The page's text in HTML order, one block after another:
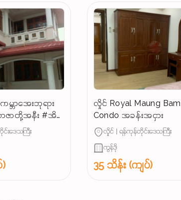
ဘာအေးဘုရား
ာဇာတို့အနီး #အိမ်
ျယ်ကျယ်နှင့်
...
းဒေသကြီး
လှိုင် Royal Maung
Condo အခန်းအငှား
လှိုင် | ရန်ကုန်တိုင်းဒေသကြီး
ကွန်ဒို
35 သိန်း (ကျပ်)